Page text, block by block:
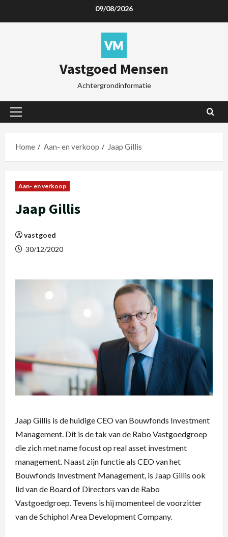
09/08/2026
Vastgoed Mensen
Achtergrondinformatie
Home Aan- en verkoop Jaap Gillis
Aan- en verkoop
Jaap Gillis
vastgoed
30/12/2020
Jaap Gillis is de huidige CEO van Bouwfonds Investment
Management. Dit is de tak van de Rabo Vastgoedgroep
die zich met name focust op real asset investment
management. Naast zijn functie als CEO van het
Bouwfonds Investment Management, is Jaap Gillis ook
lid van de Board of Directors van de Rabo
Vastgoedgroep. Tevens is hij momenteel de voorzitter
van de Schiphol Area Development Company.